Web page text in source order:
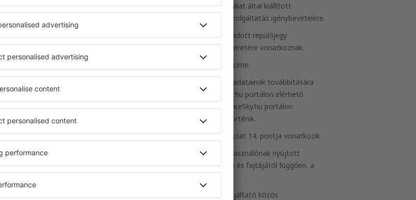
Repülőjegy: a Helyfoglalási rendszer által vagy a Telefonos Ügyfélszolgálat által kiállított
dokumentum, amely feljogosítja a Felhasználót a légi szállítás, mint szolgáltatás igénybevételére.
Utazási feltételek: a helyfoglalás feltételei, amelyek többek között az adott repülőjegy
felhasználására, a jegy visszaváltására vagy a szállítható csomagok méretére vonatkoznak.
E-mail cím: a Felhasználó által megadott, aktív elektronikus postafiók címe.
Személyes kérdőív: kitöltendő kérdőív, amely a Felhasználó személyes adatainak továbbítására
szolgál. Célja, hogy lehetővé tegye a Felhasználó számára a www.eSky.hu portálon elérhető
szolgáltatások használatát. Az adatok kezelése és feldolgozása a www.eSky.hu portálon
olvasható, bizalmas adatok kezelésére vonatkozó szabályok szerint történik.
„Low cost” járatok: meghatározott repülőjáratok, amelyekre a Szabályzat 14. pontja vonatkozik.
Szolgáltatási díj: vissza nem téríthető díj, amelyet a Szolgáltató a Felhasználónak nyújtott
szolgáltatásokkal kapcsolatban szed, a nyújtott szolgáltatás jellegétől és fajtájától függően, a
Fizetőeszköz: személyre szabott eszköz, vagy a Felhasználó és a Szolgáltató közös